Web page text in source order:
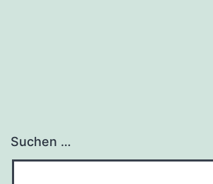
Suchen …